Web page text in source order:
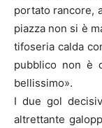
portato rancore,
piazza non si è
tifoseria calda
pubblico non è
bellissimo».
I due gol
altrettante